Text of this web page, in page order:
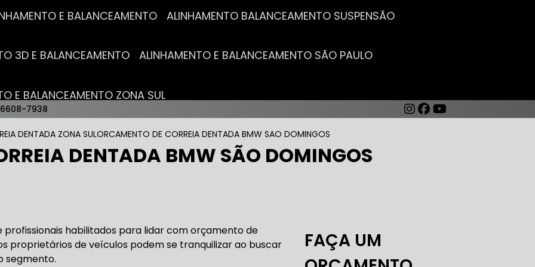
E BALANCEAMENTO ALINHAMENTO BALANCEAMENTO SUSPENSÃO
3D E BALANCEAMENTO ALINHAMENTO E BALANCEAMENTO SÃO PAULO
E BALANCEAMENTO ZONA SUL
MAIS PRÓXIMO AUTO ELÉTRICA AUTOMOTIVA
TROCA DE BATERIA OFICINA AUTO ELÉTRICA
7938
DENTADA ZONA SULORCAMENTO DE CORREIA DENTADA BMW SAO DOMINGOS
DENTADA BMW SÃO DOMINGOS
habilitados para lidar com orçamento de
proprietários de veículos podem se tranquilizar ao buscar
segmento.
FAÇA UM